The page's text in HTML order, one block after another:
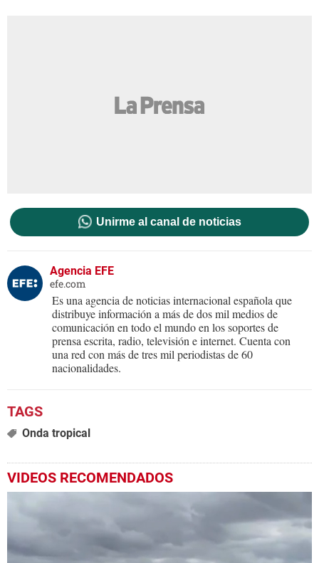
Unirme al canal de noticias
Agencia EFE
efe.com
Es una agencia de noticias internacional española que
distribuye información a más de dos mil medios de
comunicación en todo el mundo en los soportes de
prensa escrita, radio, televisión e internet. Cuenta con
una red con más de tres mil periodistas de 60
nacionalidades.
Onda tropical
VIDEOS RECOMENDADOS